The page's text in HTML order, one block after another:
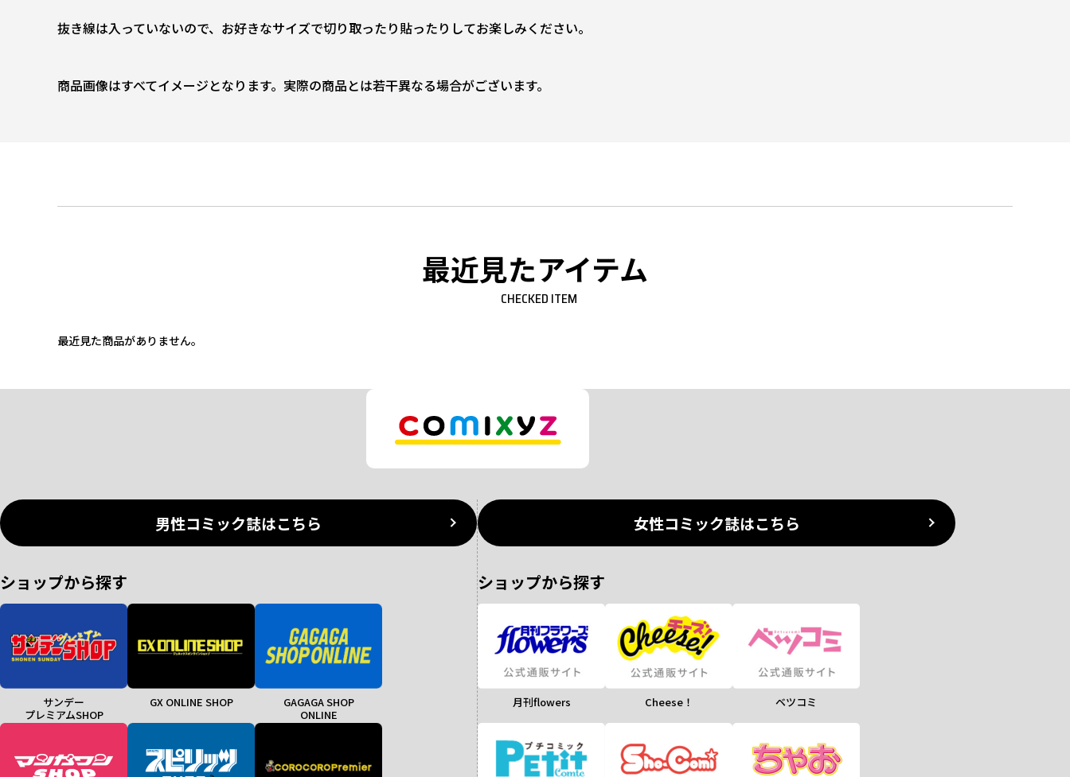
抜き線は入っていないので、お好きなサイズで切り取ったり貼ったりしてお楽しみください。
商品画像はすべてイメージとなります。実際の商品とは若干異なる場合がございます。
最近見たアイテム
CHECKED ITEM
最近見た商品がありません。
男性コミック誌はこちら
ショップから探す
サンデー
プレミアムSHOP
GX ONLINE SHOP
GAGAGA SHOP
ONLINE
女性コミック誌はこちら
ショップから探す
月刊flowers Cheese！ ベツコミ